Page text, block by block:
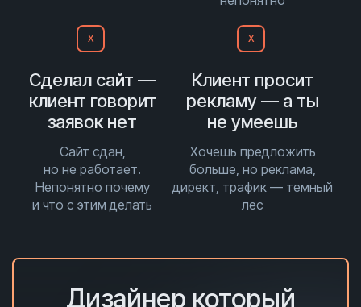
Х
Сделал сайт —
клиент говорит
заявок нет
Сайт сдан,
но не работает.
Непонятно почему
и что с этим делать
Х
Клиент просит
рекламу — а ты
не умеешь
Хочешь предложить
больше, но реклама,
директ, трафик — темный
лес
Дизайнер который